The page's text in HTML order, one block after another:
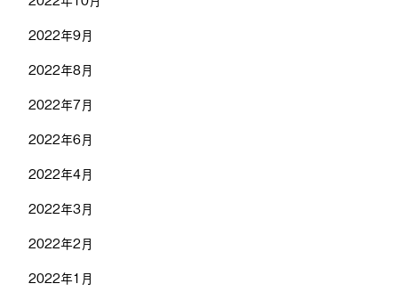
2022年9月
2022年8月
2022年7月
2022年6月
2022年4月
2022年3月
2022年2月
2022年1月